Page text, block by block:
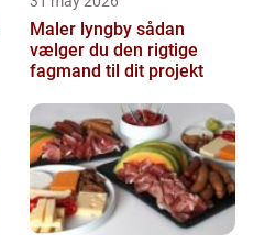
Maler lyngby sådan
vælger du den rigtige
fagmand til dit projekt